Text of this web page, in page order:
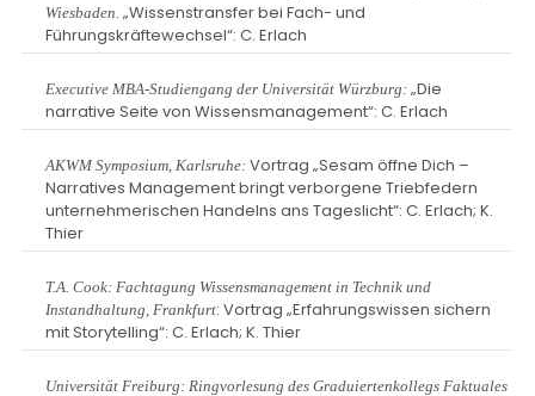
Wiesbaden. „Wissenstransfer bei Fach- und
Führungskräftewechsel“: C. Erlach
Executive MBA-Studiengang der Universität Würzburg: „Die
narrative Seite von Wissensmanagement“: C. Erlach
AKWM Symposium, Karlsruhe: Vortrag „Sesam öffne Dich –
Narratives Management bringt verborgene Triebfedern
unternehmerischen Handelns ans Tageslicht“: C. Erlach; K.
Thier
T.A. Cook: Fachtagung Wissensmanagement in Technik und
Instandhaltung, Frankfurt: Vortrag „Erfahrungswissen sichern
mit Storytelling“: C. Erlach; K. Thier
Universität Freiburg: Ringvorlesung des Graduiertenkollegs Faktuales